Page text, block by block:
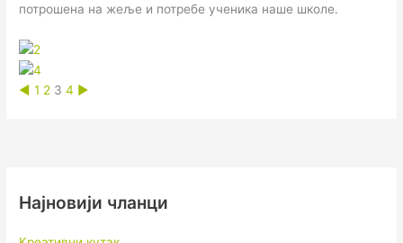
потрошена на жеље и потребе ученика наше школе.
◄ 1 2 3 4 ►
Најновији чланци